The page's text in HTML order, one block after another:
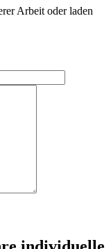
Arbeit oder laden